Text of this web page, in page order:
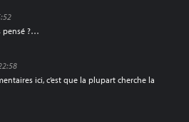
pensé ?…
ici, c’est que la plupart cherche la